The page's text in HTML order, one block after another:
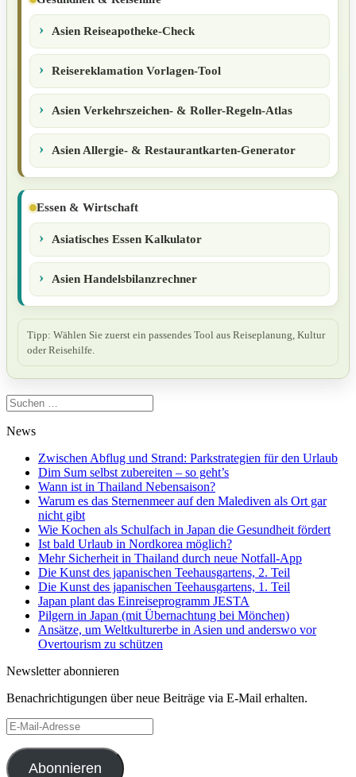
Asien Reiseapotheke-Check
Reisereklamation Vorlagen-Tool
Asien Verkehrszeichen- & Roller-Regeln-Atlas
Asien Allergie- & Restaurantkarten-Generator
Essen & Wirtschaft
Asiatisches Essen Kalkulator
Asien Handelsbilanzrechner
Tipp: Wählen Sie zuerst ein passendes Tool aus Reiseplanung, Kultur
oder Reisehilfe.
Suchen
nach:
News
Zwischen Abflug und Strand: Parkstrategien für den Urlaub
Dim Sum selbst zubereiten – so geht’s
Wann ist in Thailand Nebensaison?
Warum es das Sternenmeer auf den Malediven als Ort gar
nicht gibt
Wie Kochen als Schulfach in Japan die Gesundheit fördert
Ist bald Urlaub in Nordkorea möglich?
Mehr Sicherheit in Thailand durch neue Notfall-App
Die Kunst des japanischen Teehausgartens, 2. Teil
Die Kunst des japanischen Teehausgartens, 1. Teil
Japan plant das Einreiseprogramm JESTA
Pilgern in Japan (mit Übernachtung bei Mönchen)
Ansätze, um Weltkulturerbe in Asien und anderswo vor
Overtourism zu schützen
Newsletter abonnieren
Benachrichtigungen über neue Beiträge via E-Mail erhalten.
E-
Mail-
Adresse
Abonnieren